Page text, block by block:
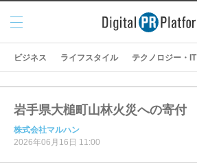
メニ
ュー
ビジネス ライフスタイル テクノロジー・IT
岩手県大槌町山林火災への寄付
株式会社マルハン
2026年06月16日 11:00